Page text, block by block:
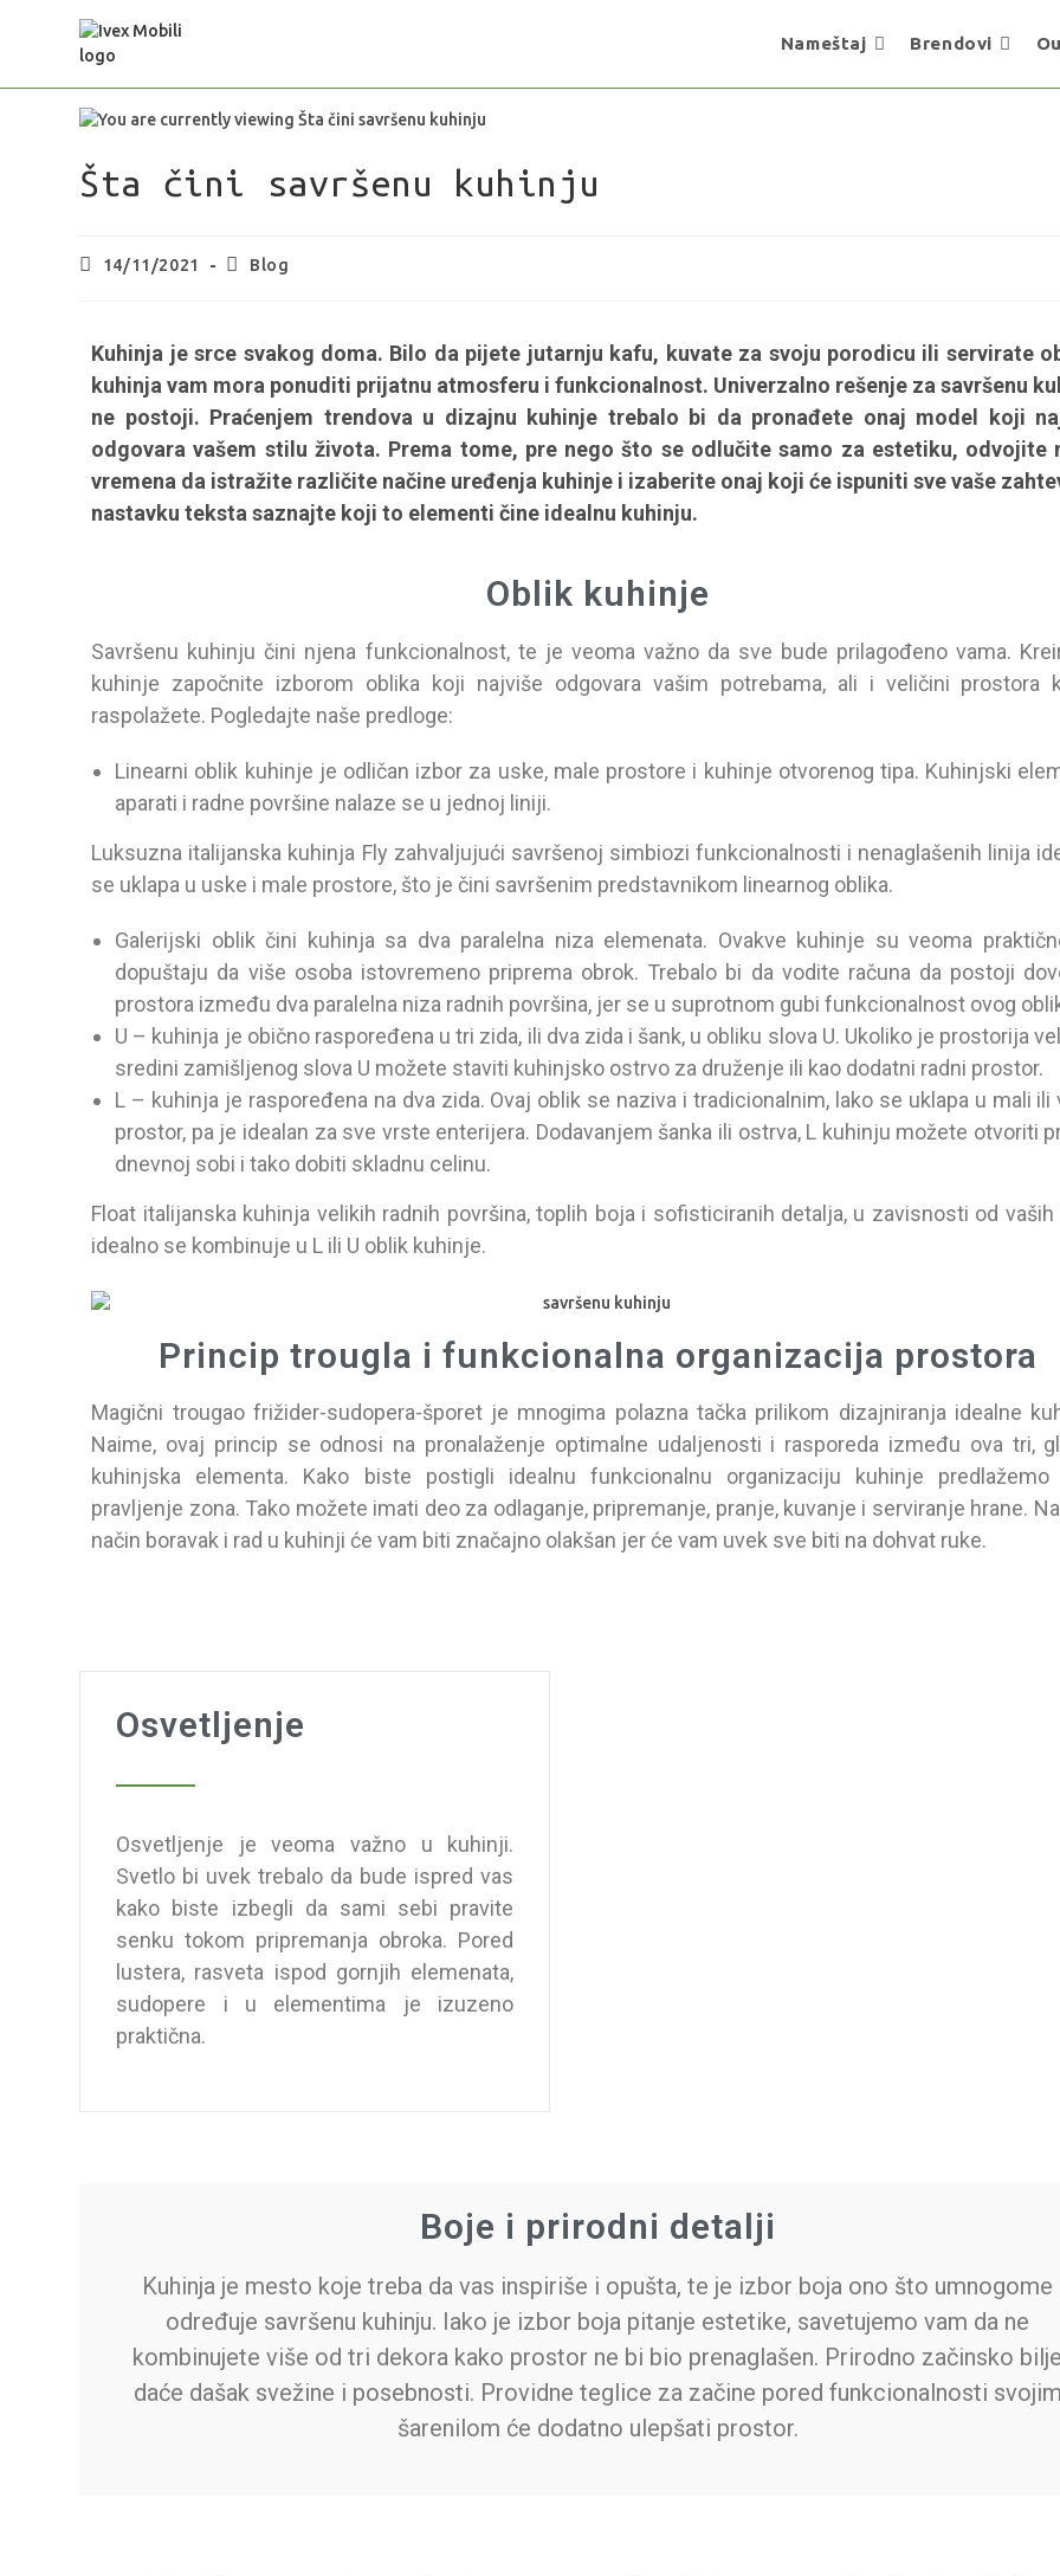
Nameštaj Brendovi
Šta čini savršenu kuhinju
14/11/2021 Blog
Kuhinja je srce svakog doma. Bilo da pijete jutarnju kafu, kuvate za svoju porodicu ili servirate
kuhinja vam mora ponuditi prijatnu atmosferu i funkcionalnost. Univerzalno rešenje za savršenu
ne postoji. Praćenjem trendova u dizajnu kuhinje trebalo bi da pronađete onaj model koji
odgovara vašem stilu života. Prema tome, pre nego što se odlučite samo za estetiku, odvojite
vremena da istražite različite načine uređenja kuhinje i izaberite onaj koji će ispuniti sve vaše
nastavku teksta saznajte koji to elementi čine idealnu kuhinju.
Oblik kuhinje
Savršenu kuhinju čini njena funkcionalnost, te je veoma važno da sve bude prilagođeno vama.
kuhinje započnite izborom oblika koji najviše odgovara vašim potrebama, ali i veličini prostora
raspolažete. Pogledajte naše predloge:
Linearni oblik kuhinje je odličan izbor za uske, male prostore i kuhinje otvorenog tipa. Kuhinjski
aparati i radne površine nalaze se u jednoj liniji.
Luksuzna italijanska kuhinja Fly zahvaljujući savršenoj simbiozi funkcionalnosti i nenaglašenih linija
se uklapa u uske i male prostore, što je čini savršenim predstavnikom linearnog oblika.
Galerijski oblik čini kuhinja sa dva paralelna niza elemenata. Ovakve kuhinje su veoma
dopuštaju da više osoba istovremeno priprema obrok. Trebalo bi da vodite računa da postoji
prostora između dva paralelna niza radnih površina, jer se u suprotnom gubi funkcionalnost ovog
U – kuhinja je obično raspoređena u tri zida, ili dva zida i šank, u obliku slova U. Ukoliko je prostorija
sredini zamišljenog slova U možete staviti kuhinjsko ostrvo za druženje ili kao dodatni radni prostor.
L – kuhinja je raspoređena na dva zida. Ovaj oblik se naziva i tradicionalnim, lako se uklapa u mali ili
prostor, pa je idealan za sve vrste enterijera. Dodavanjem šanka ili ostrva, L kuhinju možete otvoriti
dnevnoj sobi i tako dobiti skladnu celinu.
Float italijanska kuhinja velikih radnih površina, toplih boja i sofisticiranih detalja, u zavisnosti od vaših
idealno se kombinuje u L ili U oblik kuhinje.
Princip trougla i funkcionalna organizacija prostora
Magični trougao frižider-sudopera-šporet je mnogima polazna tačka prilikom dizajniranja idealne
Naime, ovaj princip se odnosi na pronalaženje optimalne udaljenosti i rasporeda između ova tri,
kuhinjska elementa. Kako biste postigli idealnu funkcionalnu organizaciju kuhinje predlažemo
pravljenje zona. Tako možete imati deo za odlaganje, pripremanje, pranje, kuvanje i serviranje hrane.
način boravak i rad u kuhinji će vam biti značajno olakšan jer će vam uvek sve biti na dohvat ruke.
Osvetljenje
Osvetljenje je veoma važno u kuhinji.
Svetlo bi uvek trebalo da bude ispred vas
kako biste izbegli da sami sebi pravite
senku tokom pripremanja obroka. Pored
lustera, rasveta ispod gornjih elemenata,
sudopere i u elementima je izuzeno
praktična.
Boje i prirodni detalji
Kuhinja je mesto koje treba da vas inspiriše i opušta, te je izbor boja ono što umnogome
određuje savršenu kuhinju. Iako je izbor boja pitanje estetike, savetujemo vam da ne
kombinujete više od tri dekora kako prostor ne bi bio prenaglašen. Prirodno začinsko
daće dašak svežine i posebnosti. Providne teglice za začine pored funkcionalnosti
šarenilom će dodatno ulepšati prostor.